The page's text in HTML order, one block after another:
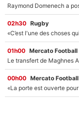
02h30 Rugby
01h00 Mercato Football
00h00 Mercato Football